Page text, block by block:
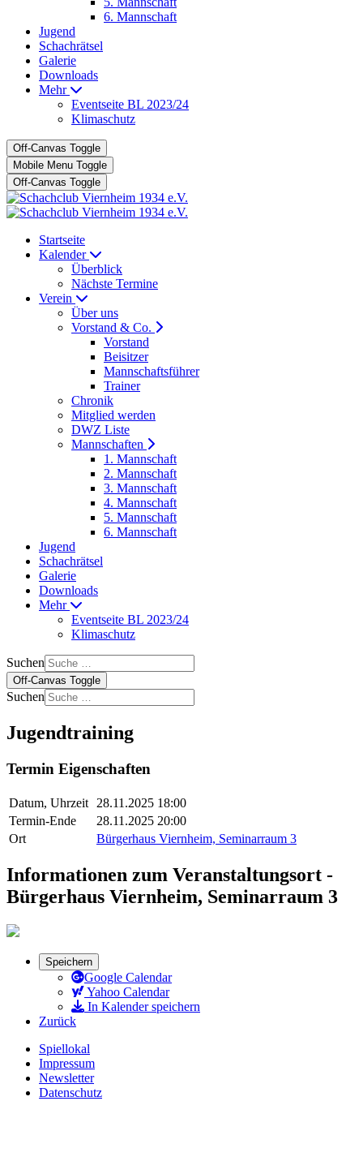
6. Mannschaft
Jugend
Schachrätsel
Galerie
Downloads
Mehr
Eventseite BL 2023/24
Klimaschutz
Off-Canvas Toggle
Mobile Menu Toggle
Off-Canvas Toggle
Startseite
Kalender
Überblick
Nächste Termine
Verein
Über uns
Vorstand & Co.
Vorstand
Beisitzer
Mannschaftsführer
Trainer
Chronik
Mitglied werden
DWZ Liste
Mannschaften
1. Mannschaft
2. Mannschaft
3. Mannschaft
4. Mannschaft
5. Mannschaft
6. Mannschaft
Jugend
Schachrätsel
Galerie
Downloads
Mehr
Eventseite BL 2023/24
Klimaschutz
Suchen
Off-Canvas Toggle
Suchen
Jugendtraining
Termin Eigenschaften
Datum, Uhrzeit
28.11.2025 18:00
Termin-Ende
28.11.2025 20:00
Ort
Bürgerhaus Viernheim, Seminarraum 3
Informationen zum Veranstaltungsort -
Bürgerhaus Viernheim, Seminarraum 3
Speichern
Google Calendar
Yahoo Calendar
In Kalender speichern
Zurück
Spiellokal
Impressum
Newsletter
Datenschutz